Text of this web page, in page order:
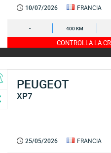
10/07/2026 FRANCIA
- 400 KM
CONTROLLA LA
PEUGEOT
XP7
25/05/2026 FRANCIA